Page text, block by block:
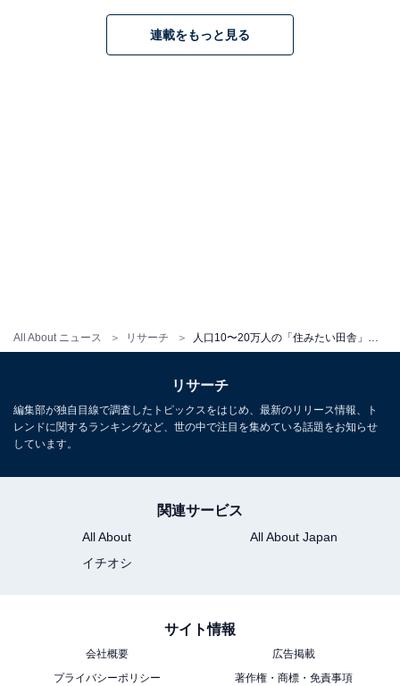
All About ニュース リサーチ
人口1万人未満の「住みたい田舎」ランキング！ 3位 長
連載をもっと見る
リサーチ
編集部が独自目線で調査したトピックスをはじめ、最新のリリース情報、ト
レンドに関するランキングなど、世の中で注目を集めている話題をお知らせ
しています。
関連サービス
All About
All About Japan
イチオシ
サイト情報
会社概要
広告掲載
プライバシーポリシー
著作権・商標・免責事項